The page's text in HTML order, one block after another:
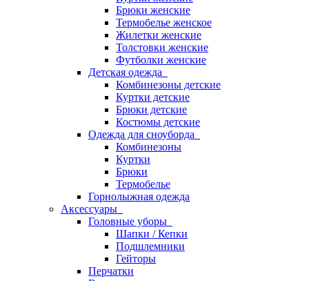
Брюки женские
Термобелье женское
Жилетки женские
Толстовки женские
Футболки женские
Детская одежда
Комбинезоны детские
Куртки детские
Брюки детские
Костюмы детские
Одежда для сноуборда
Комбинезоны
Куртки
Брюки
Термобелье
Горнолыжная одежда
Аксессуары
Головные уборы
Шапки / Кепки
Подшлемники
Гейторы
Перчатки